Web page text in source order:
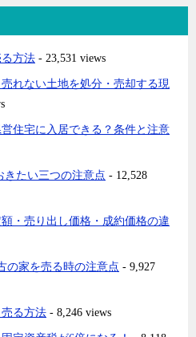
方法 - 23,531 views
れない土地を処分・売却する現
住宅に入居できる？条件と注意
きたい三つの注意点 - 12,528
・売り出し価格・成約価格の違
の家を売る時の注意点 - 9,927
る方法 - 8,246 views